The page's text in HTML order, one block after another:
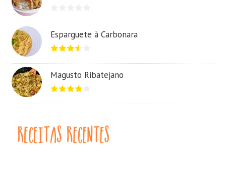
Esparguete à Carbonara
Magusto Ribatejano